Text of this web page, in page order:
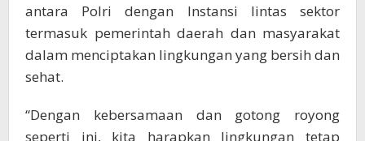
antara Polri dengan Instansi lintas sektor
termasuk pemerintah daerah dan masyarakat
dalam menciptakan lingkungan yang bersih dan
sehat.
“Dengan kebersamaan dan gotong royong
seperti ini, kita harapkan lingkungan tetap